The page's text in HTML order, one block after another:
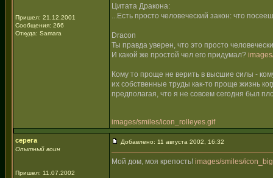
Пришел: 21.12.2001
Сообщения: 266
Откуда: Samara
Цитата Дракона:
...Есть просто человеческий закон: что
Dracon
Ты правда уверен, что это просто
И какой же простой чел его придумал?
Кому то проще не верить в высшие силы -
их собственные труды как-то проще жизнь
предполагая, что я не совсем сегодня был
images/smiles/icon_rolleyes.gif
серега
Опытный воин
Пришел: 11.07.2002
Добавлено: 11 августа 2002, 16:32
Мой дом, моя крепость! images/smiles/